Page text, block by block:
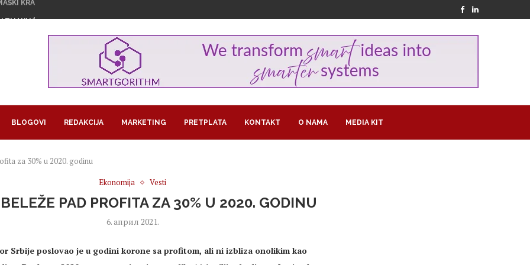
ZNAKU ŽENSKOG...
BLOGOVI REDAKCIJA MARKETING PRETPLATA KONTAKT O NAMA MEDIA KIT
za 30% u 2020. godinu
Ekonomija
Vesti
PAD PROFITA ZA 30% U 2020. GODINU
6. април 2021.
Srbije poslovao je u godini korone sa profitom, ali ni izbliza onolikim kao